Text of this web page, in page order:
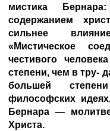
мистика
содержанием
сильнее
«Мистическое
честивого
степени, чем в тру-
большей
философских
Бернара —
Христа.